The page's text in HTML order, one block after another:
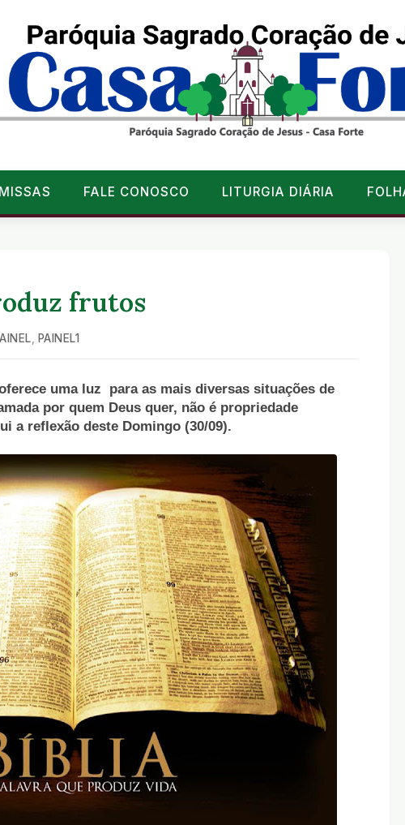
MISSAS FALE CONOSCO LITURGIA DIÁRIA
frutos
PAINEL1
uma luz para as mais diversas situações de
por quem Deus quer, não é propriedade
a reflexão deste Domingo (30/09).